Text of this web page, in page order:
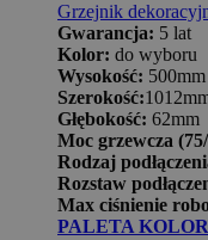
Grzejnik
Gwarancja: 5 lat
Kolor: do wyboru
Wysokość: 500mm
Szerokość:
Głębokość: 62mm
Moc grzewcza
Rodzaj
Rozstaw
Max ciśnienie
PALETA